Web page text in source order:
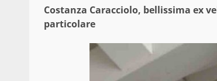
Costanza Caracciolo, bellissima ex
particolare